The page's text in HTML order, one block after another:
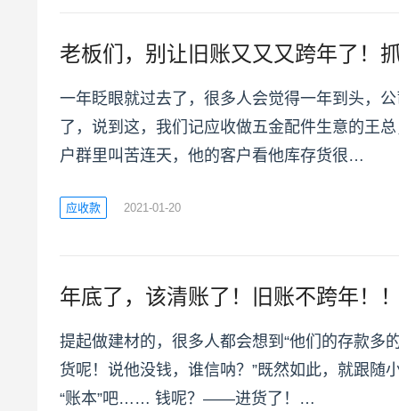
老板们，别让旧账又又又跨年了！
一年眨眼就过去了，很多人会觉得一年到头，
了，说到这，我们记应收做五金配件生意的王
户群里叫苦连天，他的客户看他库存货很…
应收款 2021-01-20
年底了，该清账了！旧账不跨年！
提起做建材的，很多人都会想到“他们的存款多
货呢！说他没钱，谁信呐？”既然如此，就跟随
“账本”吧…… 钱呢？——进货了！…